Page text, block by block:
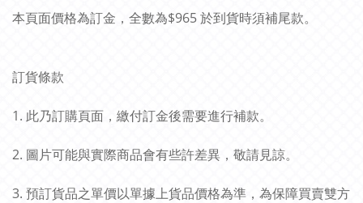
本頁面價格為訂金，全數為$965 於到貨時須補尾款。
訂貨條款
1. 此乃訂購頁面，繳付訂金後需要進行補款。
2. 圖片可能與實際商品會有些許差異，敬請見諒。
3. 預訂貨品之單價以單據上貨品價格為準，為保障買賣雙方